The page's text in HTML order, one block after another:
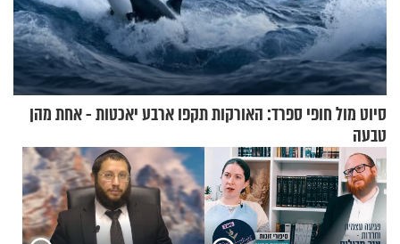
סיוט מול חופי ספרד: האורקות תקפו ארבע יאכטות - אחת מהן
טבעה